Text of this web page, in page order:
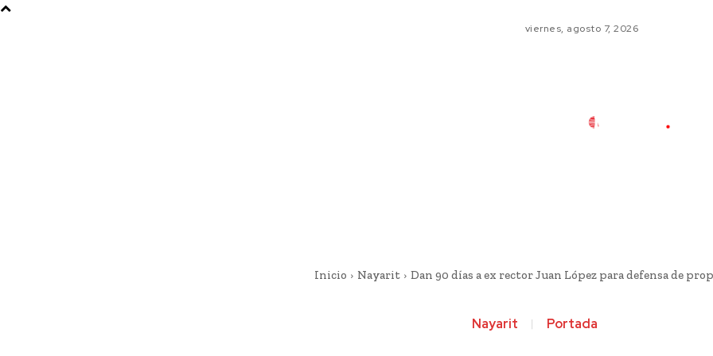
viernes, agosto 7, 2026
Inicio Nayarit Dan 90 días a ex rector Juan López para defensa de
Nayarit Portada